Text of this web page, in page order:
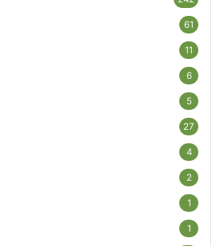
61
11
6
5
27
4
2
1
1